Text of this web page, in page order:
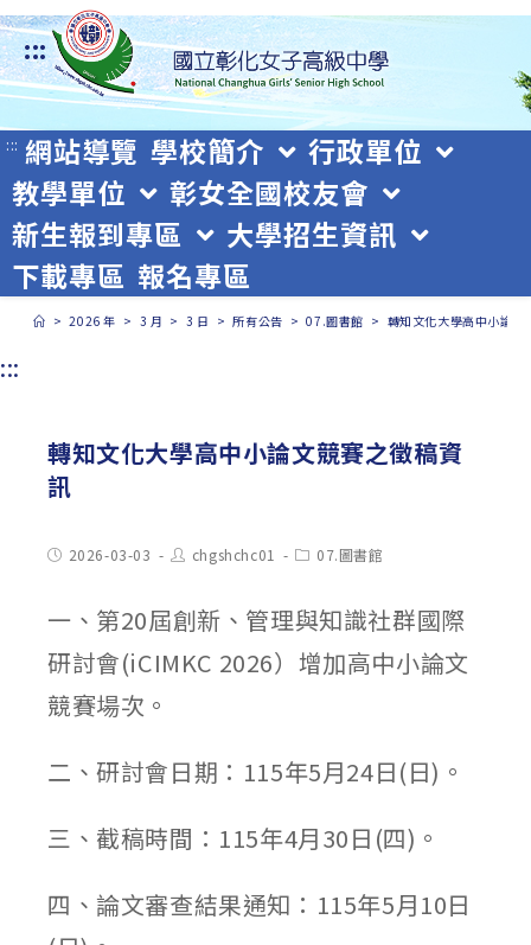
跳
轉
至
主
要
內
容
:::
::: 網站導覽 學校簡介
行政單位
教學單位
彰女全國校友會
新生報到專區
大學招生資訊
下載專區 報名專區
> 2026 年 > 3 月 > 3 日 > 所有公告 > 07.圖書館 > 轉知文化大學高中小論文
:::
轉知文化大學高中小論文競賽之徵稿資
訊
Post2026-03-03
Post
author:
chgshchc01
Post07.圖書館
一、第20屆創新、管理與知識社群國際
研討會(iCIMKC 2026）增加高中小論文
競賽場次。
二、研討會日期：115年5月24日(日)。
三、截稿時間：115年4月30日(四)。
四、論文審查結果通知：115年5月10日